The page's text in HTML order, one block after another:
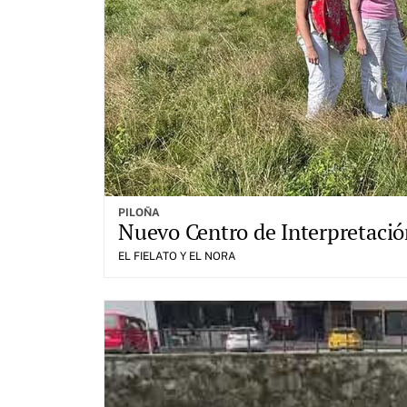
PILOÑA
Nuevo Centro de
EL FIELATO Y EL NORA